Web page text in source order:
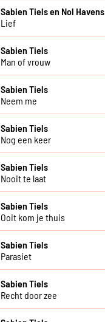
Sabien Tiels en Nol Havens
Lief
Sabien Tiels
Man of vrouw
Sabien Tiels
Neem me
Sabien Tiels
Nog een keer
Sabien Tiels
Nooit te laat
Sabien Tiels
Ooit kom je thuis
Sabien Tiels
Parasiet
Sabien Tiels
Recht door zee